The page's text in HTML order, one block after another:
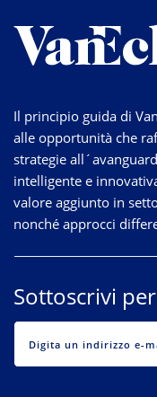
Il principio guida di
alle opportunità che
strategie
intelligente e
valore aggiunto in
nonché approcci
Sottoscrivi